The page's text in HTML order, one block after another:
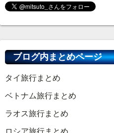
ブログ内まとめページ
タイ旅行まとめ
ベトナム旅行まとめ
ラオス旅行まとめ